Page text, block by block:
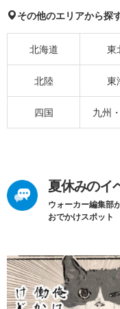
その他のエリアから探
北海道 東
北陸 東
四国 九州
夏休みのイ
ウォーカー編集部
おでかけスポット